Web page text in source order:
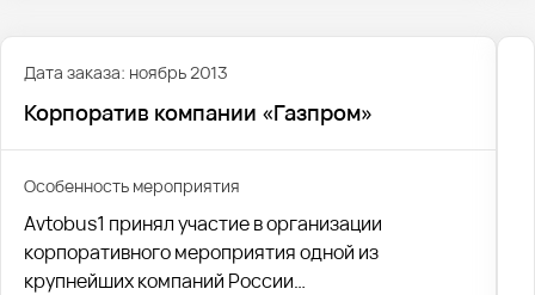
Дата заказа: ноябрь 2013
Корпоратив компании «Газпром»
Особенность мероприятия
Avtobus1 принял участие в организации
корпоративного мероприятия одной из
крупнейших компаний России